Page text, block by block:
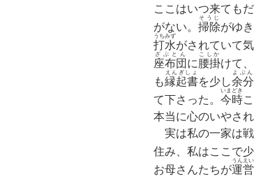
ここはいつ来ても
がない。 掃除
そうじ
がゆ
打水
うちみず
がされていて
座布団
ざぶとん
に腰掛
こしか
けて
も縁起書
えんぎしょ
を少し余分
よぶん
て下さった。 今時
いまどき
本当に心のいやさ
実は私の一家は戦
住み、私はここで
お母さんたちが運営
うんえい